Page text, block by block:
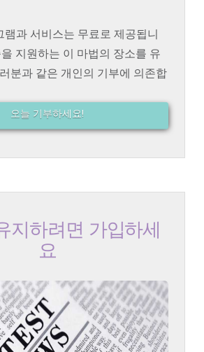
램과 서비스는 무료로 제공됩니
지원하는 이 마법의 장소를 유
분과 같은 개인의 기부에 의존합
오늘 기부하세요!
지하려면 가입하세
요